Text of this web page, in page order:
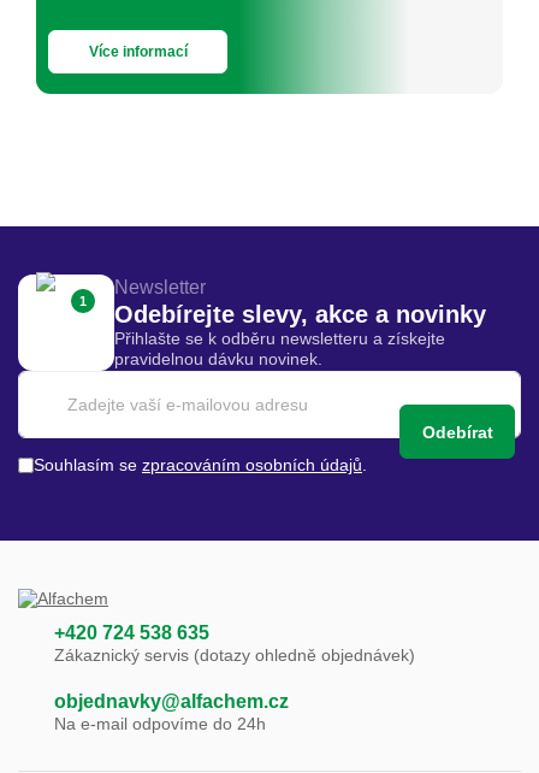
Více informací
1
Newsletter
Odebírejte slevy, akce a novinky
Přihlašte se k odběru newsletteru a získejte
pravidelnou dávku novinek.
Odebírat
Souhlasím se zpracováním osobních údajů
+420 724 538 635
Zákaznický servis (dotazy ohledně objednávek)
objednavky@alfachem.cz
Na e-mail odpovíme do 24h